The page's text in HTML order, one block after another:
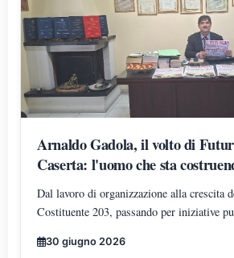
Arnaldo Gadola, il volto di
Caserta: l'uomo che sta
radicamento del movimento sul
Dal lavoro di organizzazione alla crescita
Costituente 203, passando per iniziative
dell'espansione di Futuro Nazionale nella
30 giugno 2026